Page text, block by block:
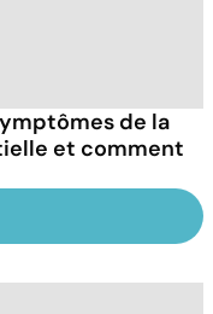
de la
et comment